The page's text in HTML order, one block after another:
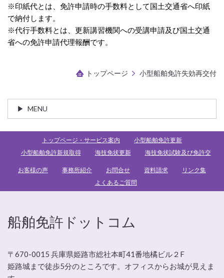
※印紙代とは、免許申請時の手数料として国土交通省へ印紙
で納付します。
※代行手数料とは、更新講習機関への受講申請及び国土交通
省への免許申請代理報酬です。
トップページ 小型船舶免許失効再交付
MENU
トップページ・サービス案内
小型船舶免許更新
小型船舶免許新規取得
海技免状更新 海技免状試験及び免許交
お客様の声 事務所紹介 お問合せ 資料請求
リンク集
よくあるご質問
船舶免許ドットコム
〒670-0015 兵庫県姫路市総社本町41番地橘ビル２F
姫路城まで徒歩5分のところです。オフィスからお城が見えま